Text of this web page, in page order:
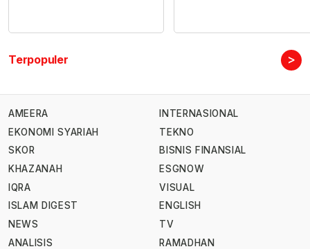
Terpopuler >
AMEERA
EKONOMI SYARIAH
SKOR
KHAZANAH
IQRA
ISLAM DIGEST
NEWS
ANALISIS
INTERNASIONAL
TEKNO
BISNIS FINANSIAL
ESGNOW
VISUAL
ENGLISH
TV
RAMADHAN